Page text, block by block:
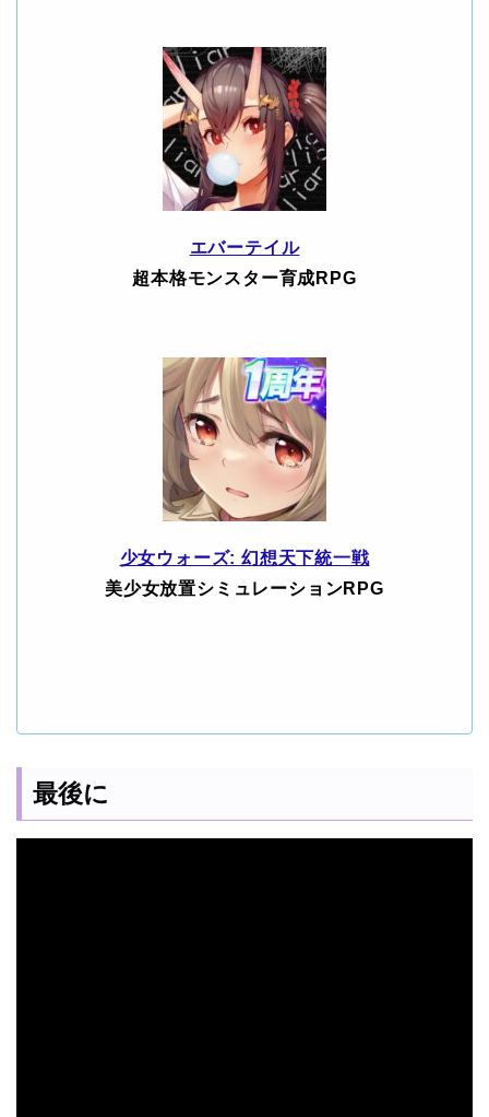
エバーテイル
超本格モンスター育成RPG
少女ウォーズ: 幻想天下統一戦
美少女放置シミュレーションRPG
最後に